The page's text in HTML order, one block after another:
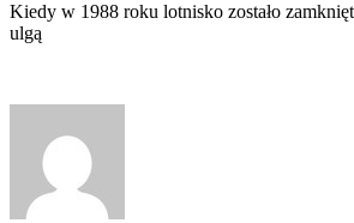
Kiedy w 1988 roku lotnisko zostało
ulgą